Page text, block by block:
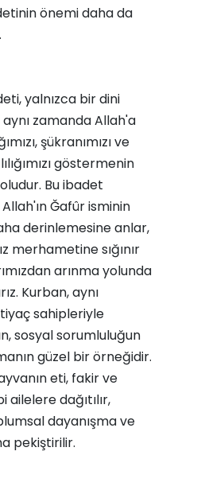
önemi daha da
yalnızca bir dini
zamanda Allah'a
şükranımızı ve
göstermenin
Bu ibadet
Allah'ın Ğafûr isminin
derinlemesine anlar,
merhametine sığınır
arınma yolunda
Kurban, aynı
sahipleriyle
sosyal sorumluluğun
güzel bir örneğidir.
eti, fakir ve
ailelere dağıtılır,
dayanışma ve
pekiştirilir.